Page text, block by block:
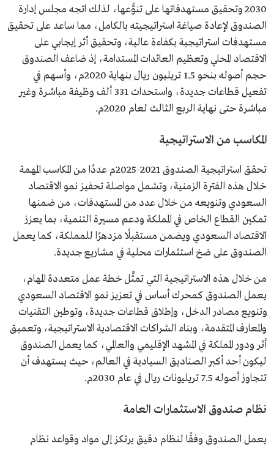
2030 وتحقيق مستهدفاتها على تنوُّعها، لذلك اتجه مجلس إدارة
الصندوق لإعادة صياغة استراتيجيته بالكامل، مما ساعد على تحقيق
مستهدفات استراتيجية بكفاءة عالية، وتحقيق أثر إيجابي على
الاقتصاد المحلي وتعظيم العائدات المستدامة، إذ ضاعف الصندوق
حجم أصوله بنحو 1.5 تريليون ريال بنهاية 2020م، وأسهم في
تفعيل قطاعات جديدة، واستحداث 331 ألف وظيفة مباشرة وغير
مباشرة حتى نهاية الربع الثالث لعام 2020م.
المكاسب من الاستراتيجية
تحقق استراتيجية الصندوق 2021-2025م عددًا من المكاسب المهمة
خلال هذه الفترة الزمنية، وتشمل مواصلة تحفيز نمو الاقتصاد
السعودي وتنويعه من خلال عدد من المستهدفات، من ضمنها
تمكين القطاع الخاص في المملكة ودعم مسيرة التنمية، بما يعزز
الاقتصاد السعودي ويضمن مستقبلًا مزدهرًا للمملكة، كما يعمل
الصندوق على ضخ استثمارات محلية في مشاريع جديدة.
من خلال هذه الاستراتيجية التي تمثِّل خطة عمل متعددة المهام،
يعمل الصندوق كمحرك أساس في تعزيز نمو الاقتصاد السعودي
وتنويع مصادر الدخل، وإطلاق قطاعات جديدة، وتوطين التقنيات
والمعارف المتقدمة، وبناء الشراكات الاقتصادية الاستراتيجية، وتعميق
أثر ودور المملكة في المشهد الإقليمي والعالمي، كما يعمل الصندوق
ليكون أحد أكبر الصناديق السيادية في العالم، حيث يستهدف أن
تتجاوز أصوله 7.5 تريليونات ريال في عام 2030م.
نظام صندوق الاستثمارات العامة
يعمل الصندوق وفقًا لنظام دقيق يرتكز إلى مواد وقواعد نظام